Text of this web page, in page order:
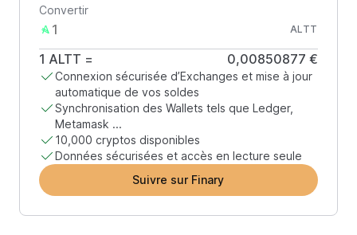
Convertir
ALTT
1 ALTT = 0,00850877 €
Connexion sécurisée d’Exchanges et mise à jour
automatique de vos soldes
Synchronisation des Wallets tels que Ledger,
Metamask ...
10,000 cryptos disponibles
Données sécurisées et accès en lecture seule
Suivre sur Finary